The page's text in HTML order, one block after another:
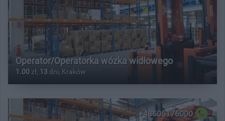
Operator/Operatorka wózka widłowego
1.00 zł, 13 dni, Kraków
+48505176000